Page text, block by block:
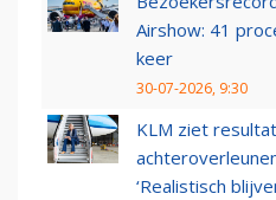
Airshow: 41
keer
30-07-2026, 9:30
KLM ziet
‘Realistisch